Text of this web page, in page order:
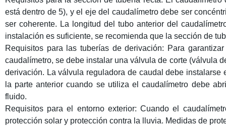
está dentro de 5), y el eje del caudalímetro debe ser
ser coherente. La longitud del tubo anterior del
instalación es suficiente, se recomienda que la sección de
Requisitos para las tuberías de derivación: Para
caudalímetro, se debe instalar una válvula de corte (válvula
derivación. La válvula reguladora de caudal debe
la parte anterior cuando se utiliza el caudalímetro debe
fluido.
Requisitos para el entorno exterior: Cuando el
protección solar y protección contra la lluvia. Medidas de